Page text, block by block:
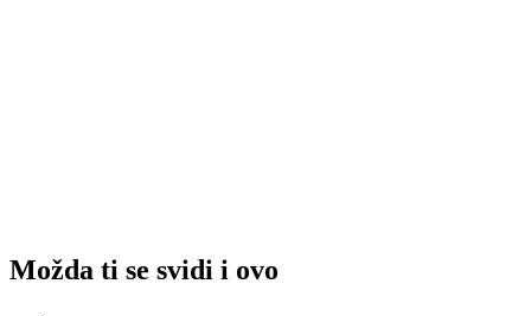
Možda ti se svidi i ovo